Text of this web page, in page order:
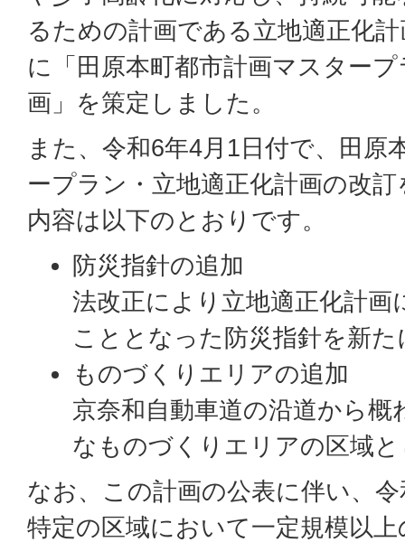
るための計画である立地適正化
に「田原本町都市計画マスター
画」を策定しました。
また、令和6年4月1日付で、田原
ープラン・立地適正化計画の改
内容は以下のとおりです。
防災指針の追加
法改正により立地適正化計画
こととなった防災指針を新
ものづくりエリアの追加
京奈和自動車道の沿道から概
なものづくりエリアの区域
なお、この計画の公表に伴い、
特定の区域において一定規模以